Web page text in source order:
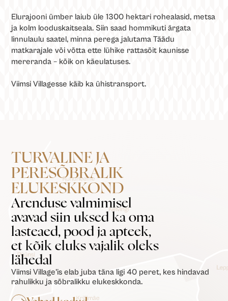
Elurajooni ümber laiub üle 1300 hektari rohealasid, metsa
ja kolm looduskaitseala. Siin saad hommikuti ärgata
linnulaulu saatel, minna perega jalutama Täädu
matkarajale või võtta ette lühike rattasõit kaunisse
mereranda – kõik on käeulatuses.
Viimsi Villagesse käib ka ühistransport.
TURVALINE JA
PERESÕBRALIK
ELUKESKKOND
Arenduse valmimisel
avavad siin uksed ka oma
lasteaed, pood ja apteek,
et kõik eluks vajalik oleks
lähedal
Viimsi Village’is elab juba täna ligi 40 peret, kes hindavad
rahulikku ja sõbralikku elukeskkonda.